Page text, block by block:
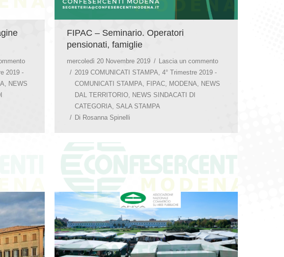
2019 -
NEWS
FIPAC – Seminario. Operatori
pensionati, famiglie
mercoledì 20 Novembre 2019
Lascia un commento
2019 COMUNICATI STAMPA 4° Trimestre 2019 -
COMUNICATI STAMPA
FIPAC MODENA
NEWS
DAL TERRITORIO
NEWS SINDACATI DI
CATEGORIA
SALA STAMPA
Di Rosanna Spinelli